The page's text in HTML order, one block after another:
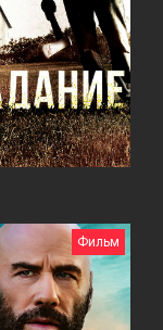
Фильм